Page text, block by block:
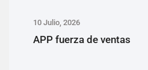
10 Julio, 2026
APP fuerza de ventas